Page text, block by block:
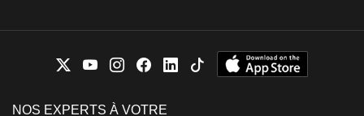
NOS EXPERTS À VOTRE